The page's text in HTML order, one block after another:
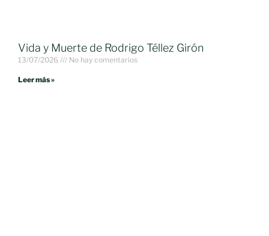
Vida y Muerte de Rodrigo Téllez Girón
13/07/2026 No hay comentarios
Leer más »